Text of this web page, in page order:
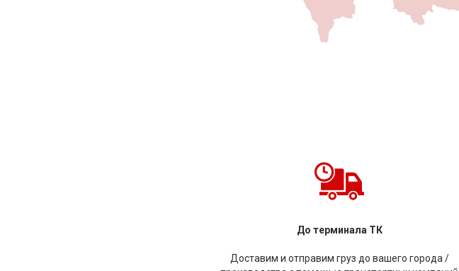
До терминала ТК
Доставим и отправим груз до вашего города /